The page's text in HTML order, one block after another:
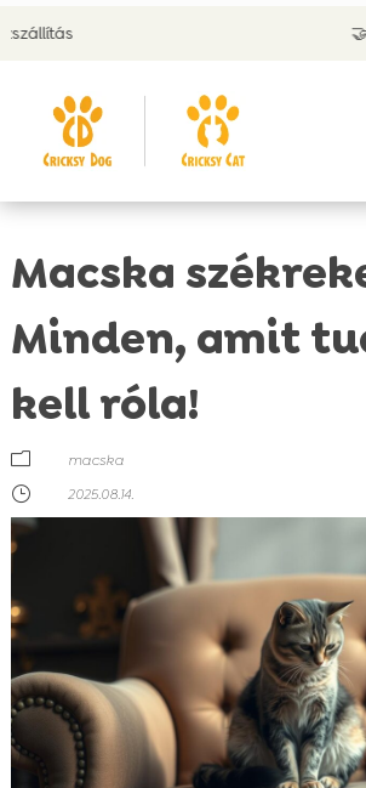
🤝 Utánvéttel is
Macska
Minden, amit
kell róla!
m
macska
}
2025.08.14.